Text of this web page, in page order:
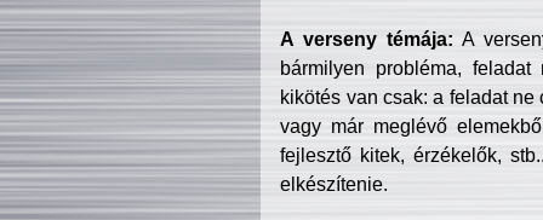
A verseny témája: A
bármilyen probléma, feladat
kikötés van csak: a feladat
vagy már meglévő
fejlesztő kitek, érzékelők,
elkészítenie.